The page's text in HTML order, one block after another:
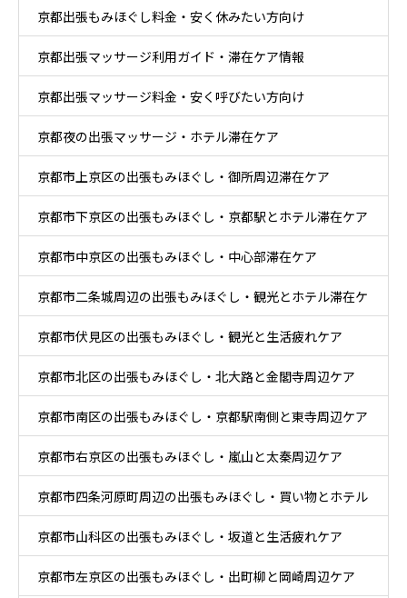
京都出張もみほぐし料金・安く休みたい方向け
京都出張マッサージ利用ガイド・滞在ケア情報
京都出張マッサージ料金・安く呼びたい方向け
京都夜の出張マッサージ・ホテル滞在ケア
京都市上京区の出張もみほぐし・御所周辺滞在ケア
京都市下京区の出張もみほぐし・京都駅とホテル滞在ケア
京都市中京区の出張もみほぐし・中心部滞在ケア
京都市二条城周辺の出張もみほぐし・観光とホテル滞在ケ
ア
京都市伏見区の出張もみほぐし・観光と生活疲れケア
京都市北区の出張もみほぐし・北大路と金閣寺周辺ケア
京都市南区の出張もみほぐし・京都駅南側と東寺周辺ケア
京都市右京区の出張もみほぐし・嵐山と太秦周辺ケア
京都市四条河原町周辺の出張もみほぐし・買い物とホテル
滞在ケア
京都市山科区の出張もみほぐし・坂道と生活疲れケア
京都市左京区の出張もみほぐし・出町柳と岡崎周辺ケア